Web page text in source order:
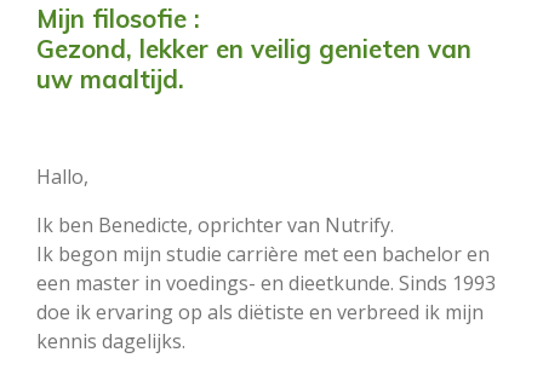
Mijn filosofie :
Gezond, lekker en veilig genieten van
uw maaltijd.
Hallo,
Ik ben Benedicte, oprichter van Nutrify.
Ik begon mijn studie carrière met een bachelor en
een master in voedings- en dieetkunde. Sinds 1993
doe ik ervaring op als diëtiste en verbreed ik mijn
kennis dagelijks.